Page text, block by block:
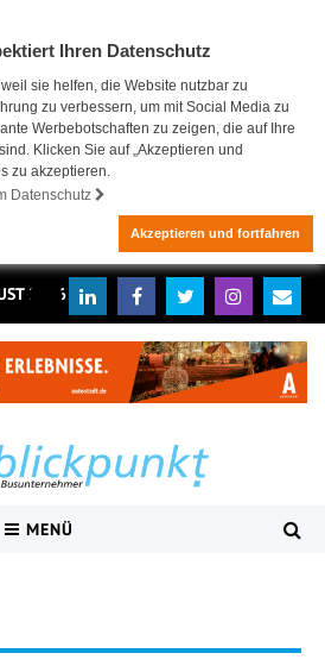
Ihren Datenschutz
sie helfen, die Website nutzbar zu
zu verbessern, um mit Social Media zu
Werbebotschaften zu zeigen, die auf Ihre
Klicken Sie auf „Akzeptieren und
zu akzeptieren.
Datenschutz
Akzeptieren und fortfahren
2026
MENÜ